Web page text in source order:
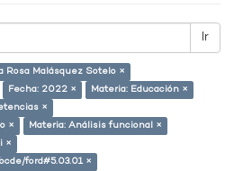
Ir
Rosa Malásquez Sotelo ×
Fecha: 2022 ×
Materia: Educación ×
×
×
Materia: Análisis funcional ×
×
ford#5.03.01 ×